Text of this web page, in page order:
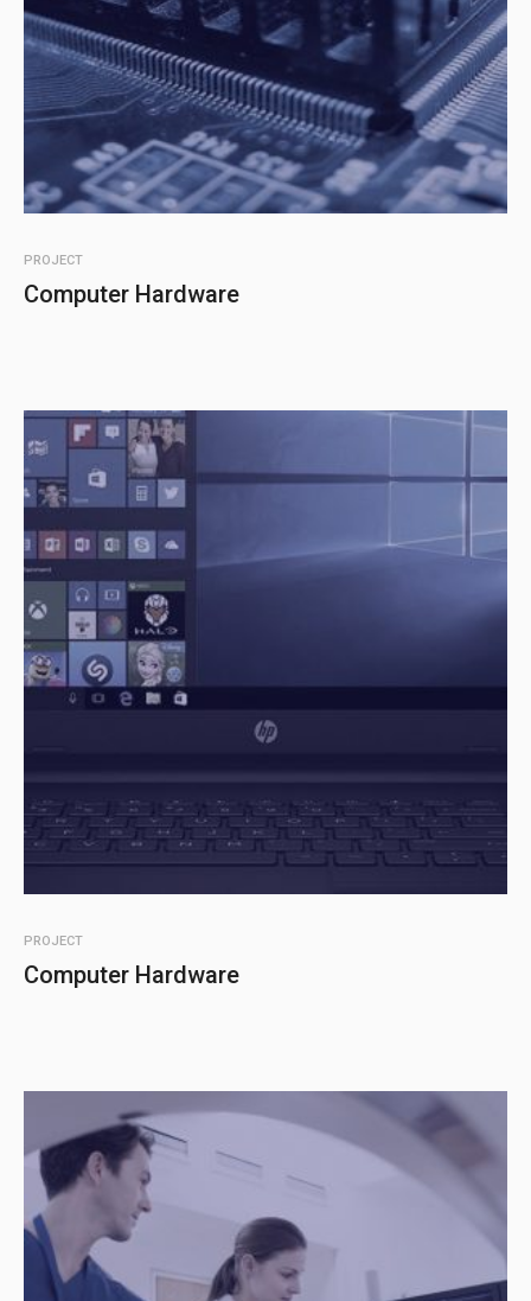
PROJECT
Computer Hardware
PROJECT
Computer Hardware